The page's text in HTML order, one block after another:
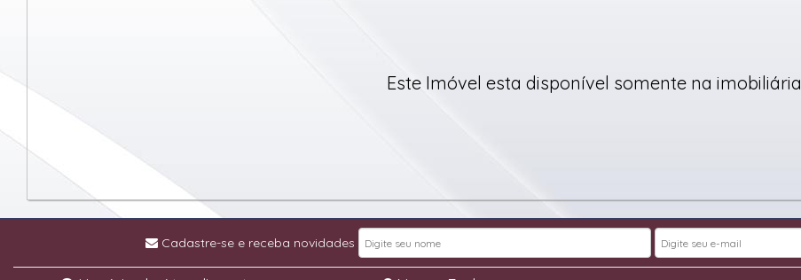
Este Imóvel esta disponível somente na
Cadastre-se e receba novidades